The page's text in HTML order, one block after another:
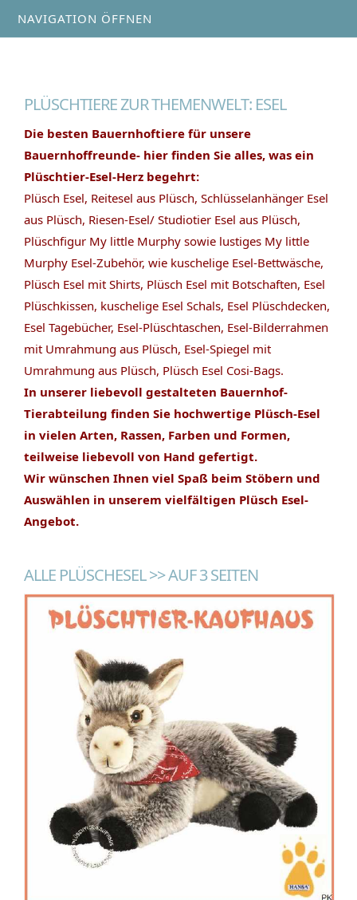
NAVIGATION ÖFFNEN
PLÜSCHTIERE ZUR THEMENWELT: ESEL
Die besten Bauernhoftiere für unsere
Bauernhoffreunde- hier finden Sie alles, was ein
Plüschtier-Esel-Herz begehrt:
Plüsch Esel, Reitesel aus Plüsch, Schlüsselanhänger Esel
aus Plüsch, Riesen-Esel/ Studiotier Esel aus Plüsch,
Plüschfigur My little Murphy sowie lustiges My little
Murphy Esel-Zubehör, wie kuschelige Esel-Bettwäsche,
Plüsch Esel mit Shirts, Plüsch Esel mit Botschaften, Esel
Plüschkissen, kuschelige Esel Schals, Esel Plüschdecken,
Esel Tagebücher, Esel-Plüschtaschen, Esel-Bilderrahmen
mit Umrahmung aus Plüsch, Esel-Spiegel mit
Umrahmung aus Plüsch, Plüsch Esel Cosi-Bags.
In unserer liebevoll gestalteten Bauernhof-
Tierabteilung finden Sie hochwertige Plüsch-Esel
in vielen Arten, Rassen, Farben und Formen,
teilweise liebevoll von Hand gefertigt.
Wir wünschen Ihnen viel Spaß beim Stöbern und
Auswählen in unserem vielfältigen Plüsch Esel-
Angebot.
ALLE PLÜSCHESEL >> AUF 3 SEITEN